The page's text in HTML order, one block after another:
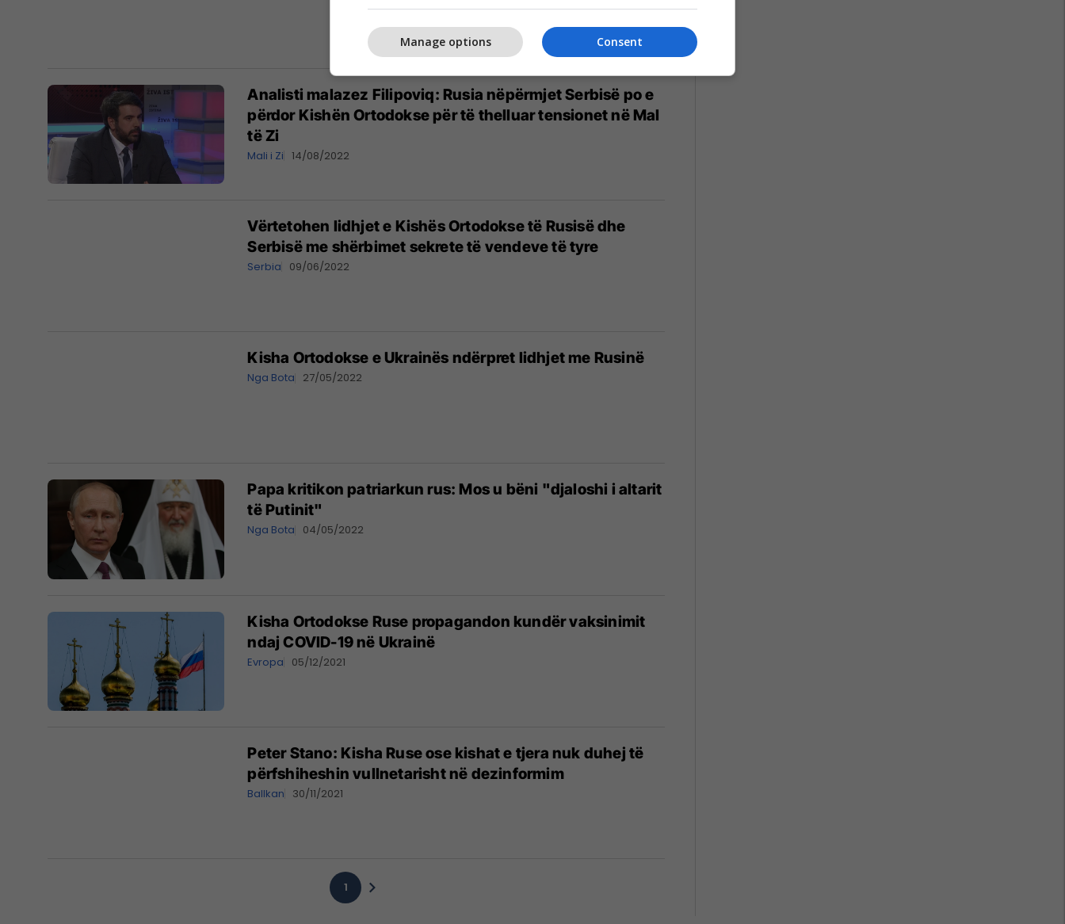
Analisti malazez Filipoviq: Rusia nëpërmjet Serbisë po e
përdor Kishën Ortodokse për të thelluar tensionet në Mal
të Zi
Mali i Zi 14/08/2022
Vërtetohen lidhjet e Kishës Ortodokse të Rusisë dhe
Serbisë me shërbimet sekrete të vendeve të tyre
Serbia 09/06/2022
Kisha Ortodokse e Ukrainës ndërpret lidhjet me Rusinë
Nga Bota 27/05/2022
Papa kritikon patriarkun rus: Mos u bëni "djaloshi i altarit
të Putinit"
Nga Bota 04/05/2022
Kisha Ortodokse Ruse propagandon kundër vaksinimit
ndaj COVID-19 në Ukrainë
Evropa 05/12/2021
Peter Stano: Kisha Ruse ose kishat e tjera nuk duhej të
përfshiheshin vullnetarisht në dezinformim
Ballkan 30/11/2021
1
Consent
Manage options